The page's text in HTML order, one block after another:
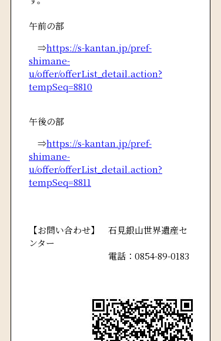
午前の部
⇒https://s-kantan.jp/pref-
shimane-
u/offer/offerList_detail.action?
tempSeq=8810
午後の部
⇒https://s-kantan.jp/pref-
shimane-
u/offer/offerList_detail.action?
tempSeq=8811
【お問い合わせ】
石見銀山世界遺産セ
ンター
電話：0854-89-0183